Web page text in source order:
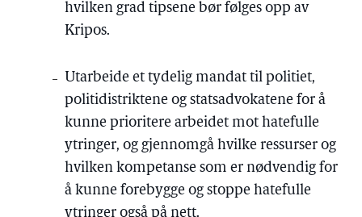
hvilken grad tipsene bør følges opp av
Kripos.
Utarbeide et tydelig mandat til politiet,
politidistriktene og statsadvokatene for å
kunne prioritere arbeidet mot hatefulle
ytringer, og gjennomgå hvilke ressurser og
hvilken kompetanse som er nødvendig for
å kunne forebygge og stoppe hatefulle
ytringer også på nett.